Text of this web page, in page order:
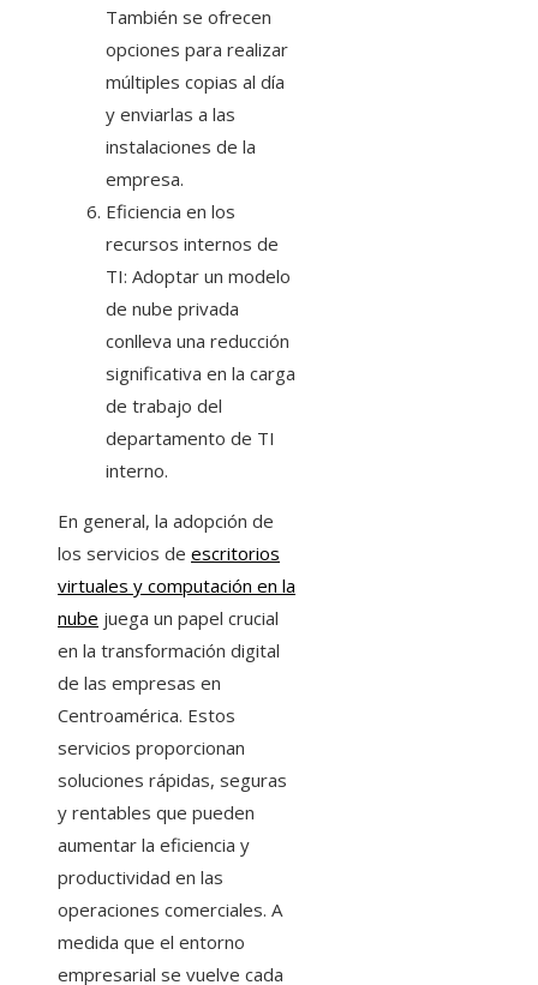
También se ofrecen
opciones para realizar
múltiples copias al día
y enviarlas a las
instalaciones de la
empresa.
Eficiencia en los
recursos internos de
TI: Adoptar un modelo
de nube privada
conlleva una reducción
significativa en la carga
de trabajo del
departamento de TI
interno.
En general, la adopción de
los servicios de escritorios
virtuales y computación en la
nube juega un papel crucial
en la transformación digital
de las empresas en
Centroamérica. Estos
servicios proporcionan
soluciones rápidas, seguras
y rentables que pueden
aumentar la eficiencia y
productividad en las
operaciones comerciales. A
medida que el entorno
empresarial se vuelve cada